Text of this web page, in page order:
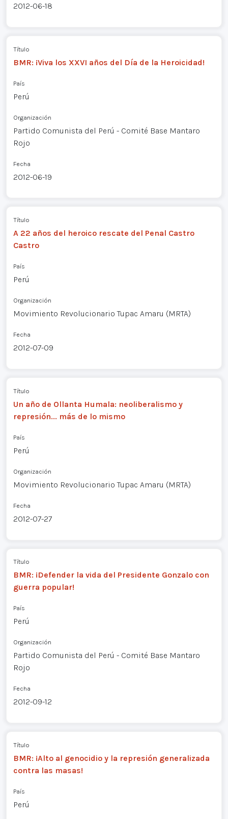
2012-06-18
Título
BMR: ¡Viva los XXVI años del Día de la Heroicidad!
País
Perú
Organización
Partido Comunista del Perú - Comité Base Mantaro
Rojo
Fecha
2012-06-19
Título
A 22 años del heroico rescate del Penal Castro
Castro
País
Perú
Organización
Movimiento Revolucionario Tupac Amaru (MRTA)
Fecha
2012-07-09
Título
Un año de Ollanta Humala: neoliberalismo y
represión... más de lo mismo
País
Perú
Organización
Movimiento Revolucionario Tupac Amaru (MRTA)
Fecha
2012-07-27
Título
BMR: ¡Defender la vida del Presidente Gonzalo con
guerra popular!
País
Perú
Organización
Partido Comunista del Perú - Comité Base Mantaro
Rojo
Fecha
2012-09-12
Título
BMR: ¡Alto al genocidio y la represión generalizada
contra las masas!
País
Perú